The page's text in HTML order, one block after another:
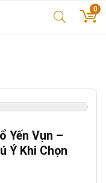
0
Yến Vụn –
Ý Khi Chọn